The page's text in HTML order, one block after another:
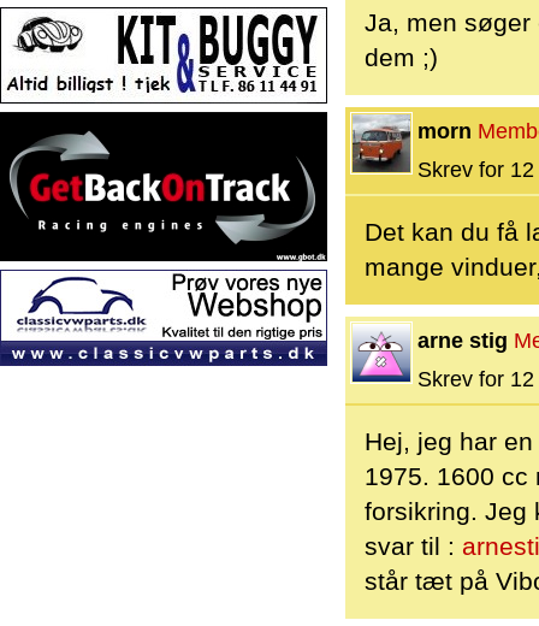
Ja, men søger
dem ;)
morn
Skrev for
Det kan du få
mange
arne stig
Skrev for
Hej, jeg har
1975. 1600 cc
forsikring. Jeg
svar til :
står tæt på